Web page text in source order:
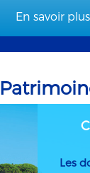
En savoir plus
Les